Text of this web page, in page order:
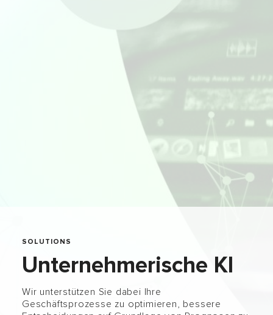
SOLUTIONS
Unternehmerische KI
Wir unterstützen Sie dabei Ihre
Geschäftsprozesse zu optimieren, bessere